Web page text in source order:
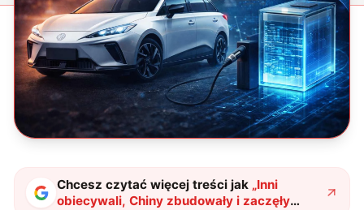
Chcesz czytać więcej treści jak „Inni
obiecywali, Chiny zbudowały i zaczęły